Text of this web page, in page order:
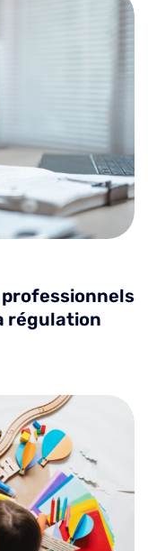
professionnels
régulation